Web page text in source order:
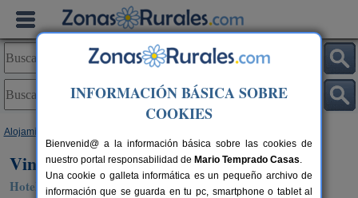
Alojamientos
Vintage Hotel Montes Blancos
Hotel Rural en Ezcaray (La Rioja)
INFORMACIÓN BÁSICA SOBRE
COOKIES
Bienvenid@ a la información básica sobre las cookies de
nuestro portal responsabilidad de Mario Temprado Casas.
Una cookie o galleta informática es un pequeño archivo de
información que se guarda en tu pc, smartphone o tablet al